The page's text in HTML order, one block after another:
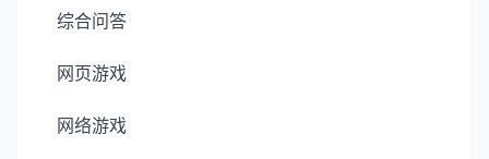
综合问答
网页游戏
网络游戏